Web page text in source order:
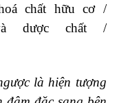
chất hữu cơ /
và dược chất /
là hiện tượng